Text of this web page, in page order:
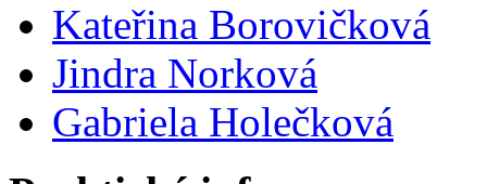
Kateřina Borovičková
Jindra Norková
Gabriela Holečková